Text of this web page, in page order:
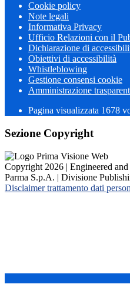
Cookie policy
Note legali
Informativa Privacy
Ufficio Relazioni con il
Dichiarazione di
Obiettivi di accessibilità
Whistleblowing
Gestione consensi cookie
Amministrazione
Pagina visualizzata 1678
Sezione Copyright
Copyright 2026 | Engineered
Parma S.p.A. | Divisione
Disclaimer trattamento dati